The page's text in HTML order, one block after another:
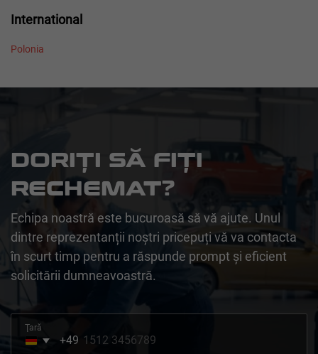
International
Polonia
DORIȚI SĂ FIȚI
RECHEMAT?
Echipa noastră este bucuroasă să vă ajute. Unul
dintre reprezentanții noștri pricepuți vă va contacta
în scurt timp pentru a răspunde prompt și eficient
solicitării dumneavoastră.
Ţară
Germany
+49